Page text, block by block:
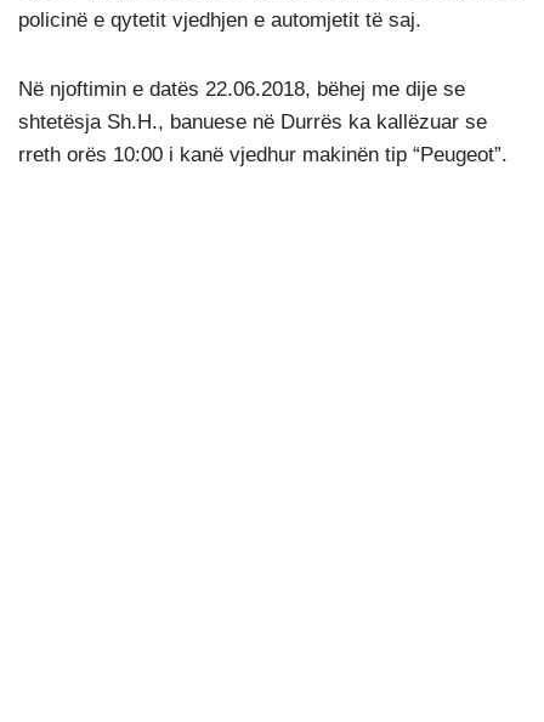
policinë e qytetit vjedhjen e automjetit të saj.
Në njoftimin e datës 22.06.2018, bëhej me dije se
shtetësja Sh.H., banuese në Durrës ka kallëzuar se
rreth orës 10:00 i kanë vjedhur makinën tip “Peugeot”.